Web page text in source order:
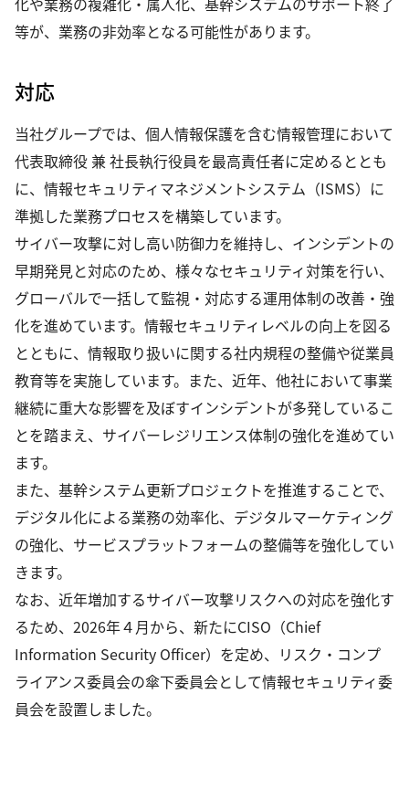
等が、業務の非効率となる可能性があります。
対応
当社グループでは、個人情報保護を含む情報管理において
代表取締役 兼 社長執行役員を最高責任者に定めるととも
に、情報セキュリティマネジメントシステム（ISMS）に
準拠した業務プロセスを構築しています。
サイバー攻撃に対し高い防御力を維持し、インシデントの
早期発見と対応のため、様々なセキュリティ対策を行い、
グローバルで一括して監視・対応する運用体制の改善・強
化を進めています。情報セキュリティレベルの向上を図る
とともに、情報取り扱いに関する社内規程の整備や従業員
教育等を実施しています。また、近年、他社において事業
継続に重大な影響を及ぼすインシデントが多発しているこ
とを踏まえ、サイバーレジリエンス体制の強化を進めてい
ます。
また、基幹システム更新プロジェクトを推進することで、
デジタル化による業務の効率化、デジタルマーケティング
の強化、サービスプラットフォームの整備等を強化してい
きます。
なお、近年増加するサイバー攻撃リスクへの対応を強化す
るため、2026年４月から、新たにCISO（Chief
Information Security Officer）を定め、リスク・コンプ
ライアンス委員会の傘下委員会として情報セキュリティ委
員会を設置しました。